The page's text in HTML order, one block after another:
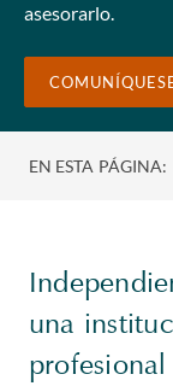
asesorarlo.
EN ESTA PÁGINA:
una